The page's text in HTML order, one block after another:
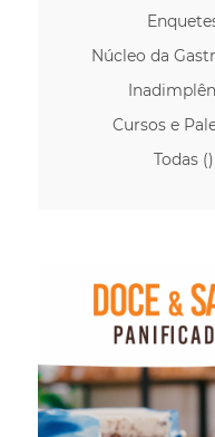
Núcleo da
Cursos e
Todas ()